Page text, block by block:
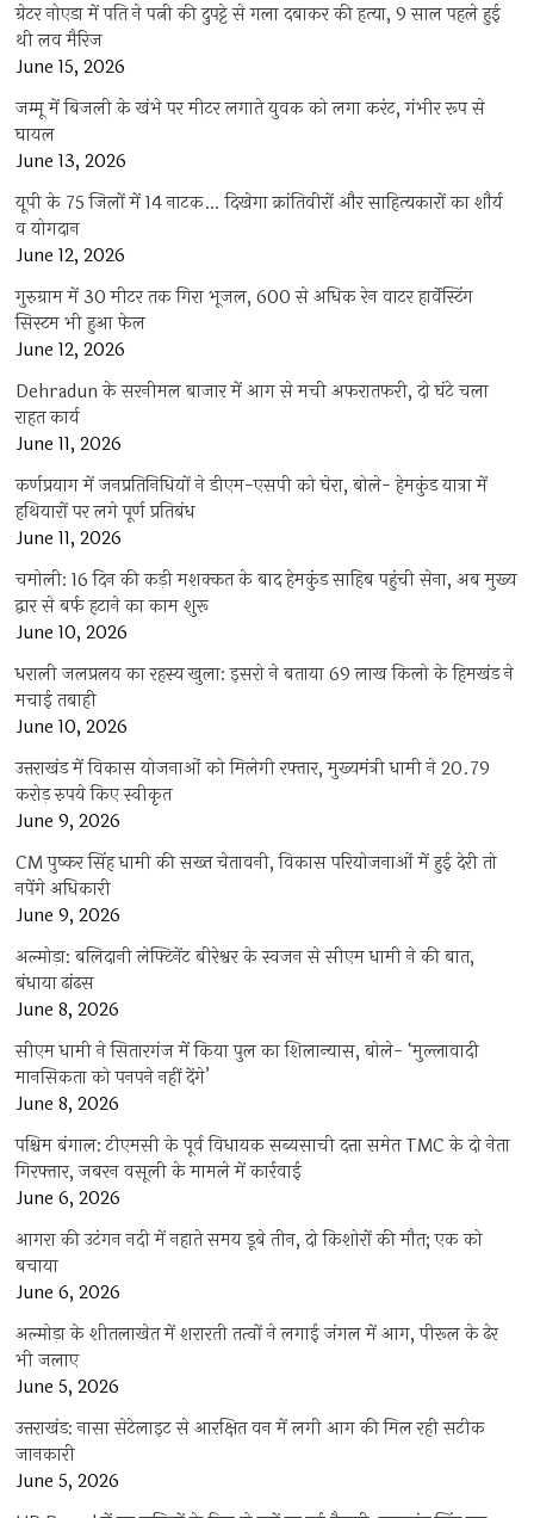
ग्रेटर नोएडा में पति ने पत्नी की दुपट्टे से गला दबाकर की हत्या, 9 साल पहले हुई
थी लव मैरिज
June 15, 2026
जम्मू में बिजली के खंभे पर मीटर लगाते युवक को लगा करंट, गंभीर रूप से
घायल
June 13, 2026
यूपी के 75 जिलों में 14 नाटक… दिखेगा क्रांतिवीरों और साहित्यकारों का शौर्य
व योगदान
June 12, 2026
गुरुग्राम में 30 मीटर तक गिरा भूजल, 600 से अधिक रेन वाटर हार्वेस्टिंग
सिस्टम भी हुआ फेल
June 12, 2026
Dehradun के सरनीमल बाजार में आग से मची अफरातफरी, दो घंटे चला
राहत कार्य
June 11, 2026
कर्णप्रयाग में जनप्रतिनिधियों ने डीएम-एसपी को घेरा, बोले- हेमकुंड यात्रा में
हथियारों पर लगे पूर्ण प्रतिबंध
June 11, 2026
चमोली: 16 दिन की कड़ी मशक्कत के बाद हेमकुंड साहिब पहुंची सेना, अब मुख्य
द्वार से बर्फ हटाने का काम शुरू
June 10, 2026
धराली जलप्रलय का रहस्य खुला: इसरो ने बताया 69 लाख किलो के हिमखंड ने
मचाई तबाही
June 10, 2026
उत्तराखंड में विकास योजनाओं को मिलेगी रफ्तार, मुख्यमंत्री धामी ने 20.79
करोड़ रुपये किए स्वीकृत
June 9, 2026
CM पुष्कर सिंह धामी की सख्त चेतावनी, विकास परियोजनाओं में हुई देरी तो
नपेंगे अधिकारी
June 9, 2026
अल्मोड़ा: बलिदानी लेफ्टिनेंट बीरेश्वर के स्वजन से सीएम धामी ने की बात,
बंधाया ढांढस
June 8, 2026
सीएम धामी ने सितारगंज में किया पुल का शिलान्यास, बोले- ‘मुल्लावादी
मानसिकता को पनपने नहीं देंगे’
June 8, 2026
पश्चिम बंगाल: टीएमसी के पूर्व विधायक सब्यसाची दत्ता समेत TMC के दो नेता
गिरफ्तार, जबरन वसूली के मामले में कार्रवाई
June 6, 2026
आगरा की उटंगन नदी में नहाते समय डूबे तीन, दो किशोरों की मौत; एक को
बचाया
June 6, 2026
अल्मोड़ा के शीतलाखेत में शरारती तत्वों ने लगाई जंगल में आग, पीरूल के ढेर
भी जलाए
June 5, 2026
उत्तराखंड: नासा सेटेलाइट से आरक्षित वन में लगी आग की मिल रही सटीक
जानकारी
June 5, 2026